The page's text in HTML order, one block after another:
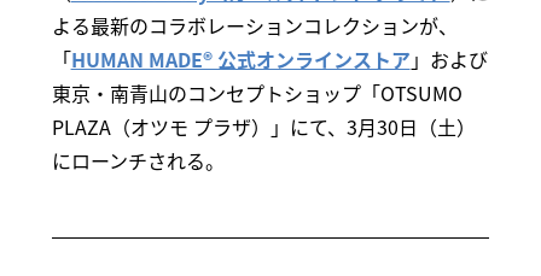
よる最新のコラボレーションコレクションが、
「HUMAN MADE® 公式オンラインストア 」および
東京・南青山のコンセプトショップ「OTSUMO
PLAZA（オツモ プラザ）」にて、3月30日（土）
にローンチされる。